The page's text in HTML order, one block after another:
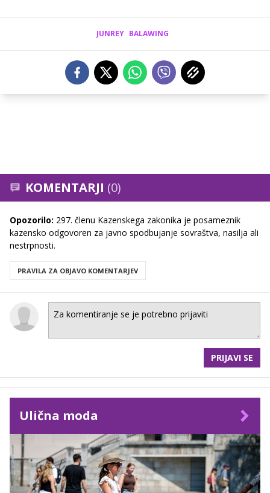
JUNREY BALAWING
KOMENTARJI (0)
Opozorilo: 297. členu Kazenskega zakonika je posameznik
kazensko odgovoren za javno spodbujanje sovraštva, nasilja ali
nestrpnosti.
PRAVILA ZA OBJAVO KOMENTARJEV
PRIJAVI SE
Ulična moda